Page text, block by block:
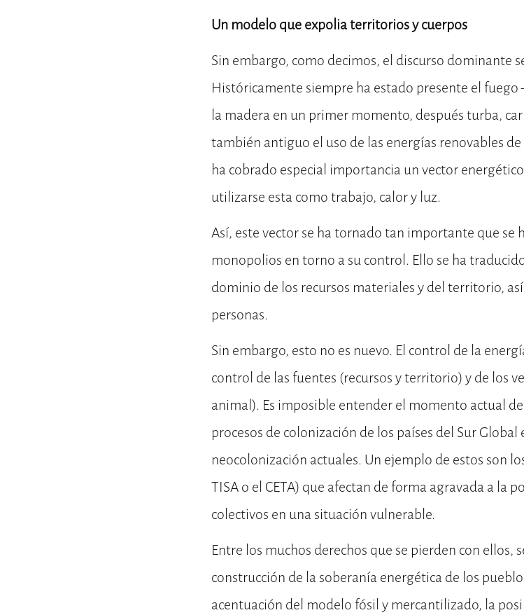
Un modelo que expolia territorios y cuerpos
Sin embargo, como decimos, el discurso dominante
Históricamente siempre ha estado presente el
la madera en un primer momento, después turba,
también antiguo el uso de las energías renovables
ha cobrado especial importancia un vector
utilizarse esta como trabajo, calor y luz.
Así, este vector se ha tornado tan importante que se
monopolios en torno a su control. Ello se ha
dominio de los recursos materiales y del territorio,
personas.
Sin embargo, esto no es nuevo. El control de la
control de las fuentes (recursos y territorio) y de los
animal). Es imposible entender el momento actual
procesos de colonización de los países del Sur
neocolonización actuales. Un ejemplo de estos son
TISA o el CETA) que afectan de forma agravada a la
colectivos en una situación vulnerable.
Entre los muchos derechos que se pierden con ellos,
construcción de la soberanía energética de los
acentuación del modelo fósil y mercantilizado, la